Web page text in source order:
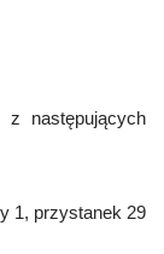
z następujących
1, przystanek 29